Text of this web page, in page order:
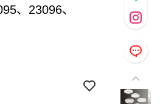
、23096、